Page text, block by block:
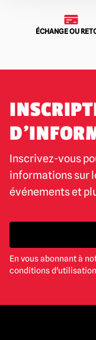
ÉCHANGE OU
Inscrivez-vous
informations sur
événements et
En vous abonnant à
conditions